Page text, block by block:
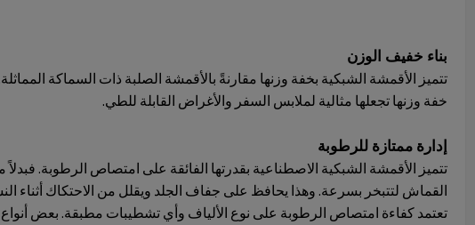
بناء خفيف الوزن
تتميز الأقمشة الشبكية بخفة وزنها مقارنةً بالأقمشة الصلبة ذات السماكة
خفة وزنها تجعلها مثالية لملابس السفر والأغراض القابلة للطي.
إدارة ممتازة للرطوبة
تتميز الأقمشة الشبكية الاصطناعية بقدرتها الفائقة على امتصاص الرطوبة.
القماش لتتبخر بسرعة. وهذا يحافظ على جفاف الجلد ويقلل من الاحتكاك أثناء
تعتمد كفاءة امتصاص الرطوبة على نوع الألياف وأي تشطيبات مطبقة. بعض